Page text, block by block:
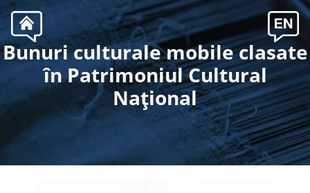
.
Bunuri culturale mobile clasate
în Patrimoniul Cultural
Naţional